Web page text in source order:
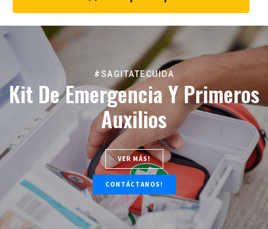
#SAGITATECUIDA
Kit De Emergencia Y Primeros
Auxilios
VER MÁS!
CONTÁCTANOS!